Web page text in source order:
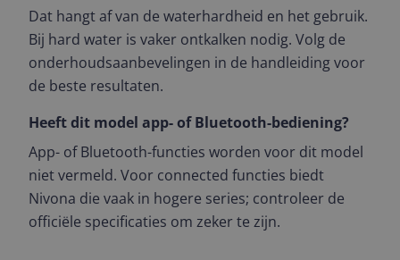
Dat hangt af van de waterhardheid en het gebruik.
Bij hard water is vaker ontkalken nodig. Volg de
onderhoudsaanbevelingen in de handleiding voor
de beste resultaten.
Heeft dit model app- of Bluetooth-bediening?
App- of Bluetooth-functies worden voor dit model
niet vermeld. Voor connected functies biedt
Nivona die vaak in hogere series; controleer de
officiële specificaties om zeker te zijn.